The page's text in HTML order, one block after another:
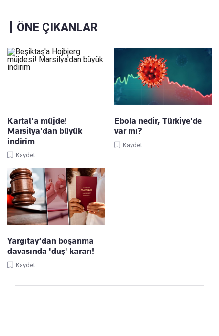
ÖNE ÇIKANLAR
Kartal'a müjde!
Marsilya'dan büyük
indirim
Kaydet
Ebola nedir, Türkiye'de
var mı?
Kaydet
Yargıtay’dan boşanma
davasında 'duş' kararı!
Kaydet